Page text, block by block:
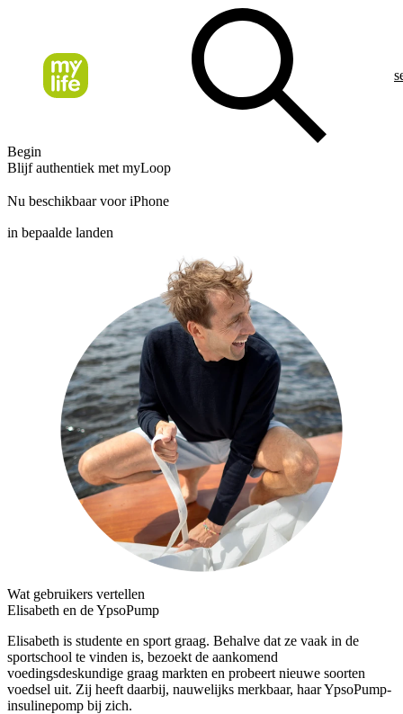
Begin
Blijf authentiek met myLoop
Nu beschikbaar voor iPhone
in bepaalde landen
Wat gebruikers vertellen
Elisabeth en de YpsoPump
Elisabeth is studente en sport graag. Behalve dat ze vaak in de
sportschool te vinden is, bezoekt de aankomend
voedingsdeskundige graag markten en probeert nieuwe soorten
voedsel uit. Zij heeft daarbij, nauwelijks merkbaar, haar YpsoPump-
insulinepomp bij zich.